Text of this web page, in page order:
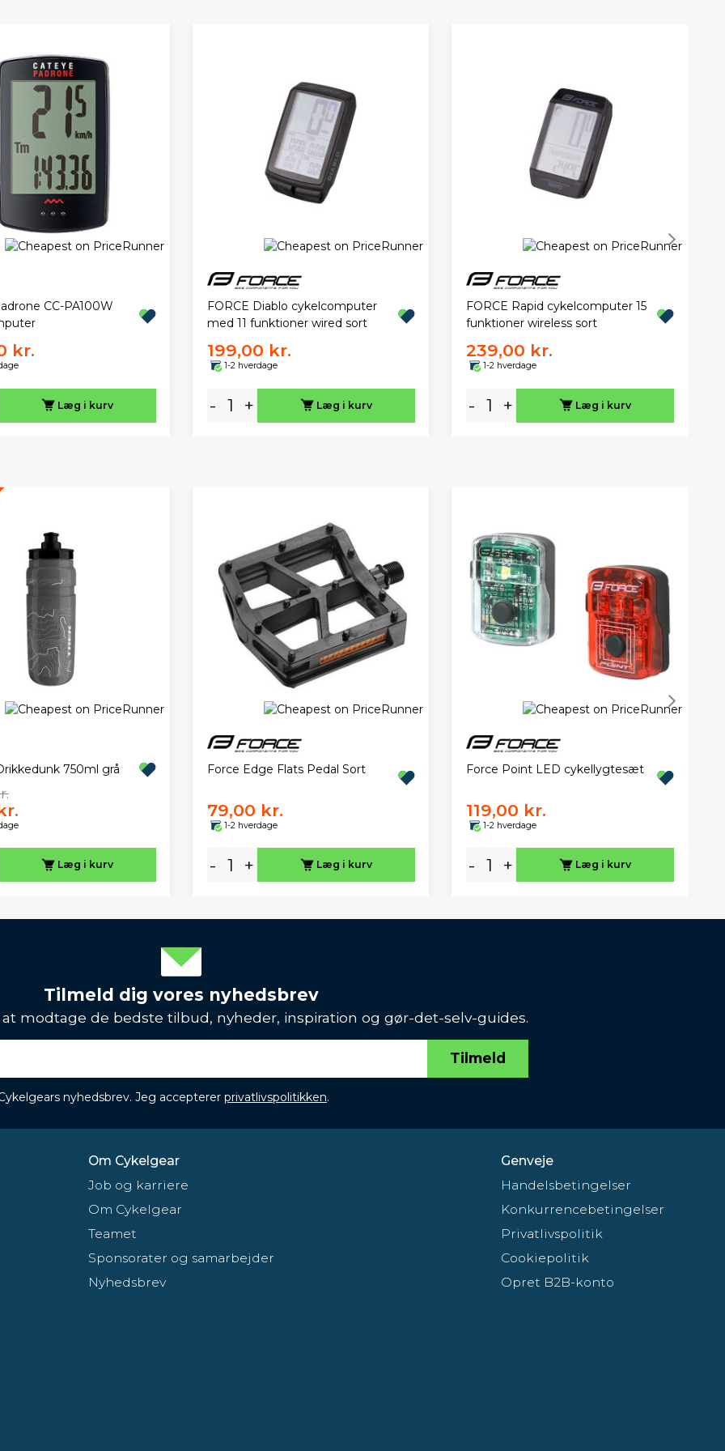
CC-PA100W
kr.
Læg i kurv
FORCE Diablo cykelcomputer
med 11 funktioner wired sort
199,00 kr.
1-2 hverdage
- + Læg i kurv
FORCE Rapid cykelcomputer 15
funktioner wireless sort
239,00 kr.
1-2 hverdage
- + Læg i kurv
750ml grå
Læg i kurv
Force Edge Flats Pedal Sort
79,00 kr.
1-2 hverdage
- + Læg i kurv
Force Point LED cykellygtesæt
119,00 kr.
1-2 hverdage
- + Læg i kurv
Tilmeld dig vores nyhedsbrev
modtage de bedste tilbud, nyheder, inspiration og gør-det-selv-guides.
Tilmeld
nyhedsbrev. Jeg accepterer privatlivspolitikken.
Om Cykelgear
Job og karriere
Om Cykelgear
Teamet
Sponsorater og samarbejder
Nyhedsbrev
Genveje
Handelsbetingelser
Konkurrencebetingelser
Privatlivspolitik
Cookiepolitik
Opret B2B-konto